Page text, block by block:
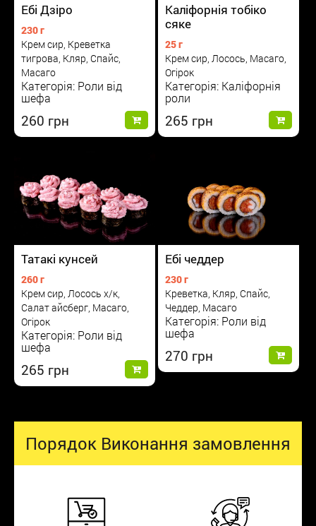
Ебі Дзіро
230 г
Крем сир, Креветка
тигрова, Кляр, Спайс,
Масаго
Категорія: Роли від
шефа
260
Каліфорнія тобіко
сяке
25 г
Крем сир, Лосось, Масаго,
Огірок
Категорія: Каліфорнія
роли
265
Татакі кунсей
260 г
Крем сир, Лосось х/к,
Салат айсберг, Масаго,
Огірок
Категорія: Роли від
шефа
265
Ебі чеддер
230 г
Креветка, Кляр, Спайс,
Чеддер, Масаго
Категорія: Роли від
шефа
270
Порядок Виконання замовлення